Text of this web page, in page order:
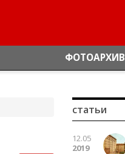
ФОТОАРХИВ
статьи
12.05
2019